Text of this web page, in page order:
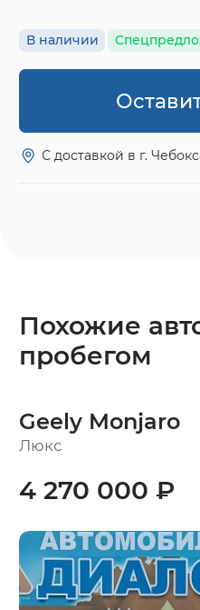
В наличии
С доставкой в г.
Похожие
пробегом
Geely Monjaro
Люкс
4 270 000 ₽